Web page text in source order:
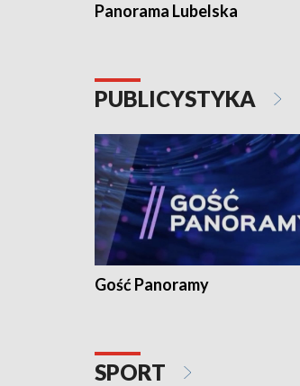
Panorama Lubelska
PUBLICYSTYKA
Gość Panoramy
SPORT